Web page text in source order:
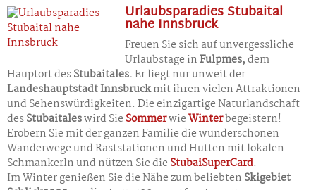
Urlaubsparadies Stubaital
nahe Innsbruck
Freuen Sie sich auf unvergessliche
Urlaubstage inFulpmes,dem
Hauptort desStubaitales.Er liegt nur unweit der
Landeshauptstadt Innsbruckmit ihren vielen Attraktionen
und Sehenswürdigkeiten. Die einzigartige Naturlandschaft
desStubaitaleswird Sie SommerwieWinterbegeistern!
Erobern Sie mit der ganzen Familie die wunderschönen
Wanderwege und Raststationen und Hütten mit lokalen
Schmankerln und nützen Sie die StubaiSuperCard.
Im Winter genießen Sie die Nähe zum beliebten Skigebiet